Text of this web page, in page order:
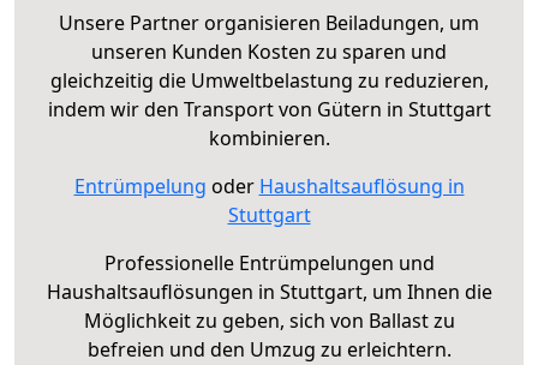
Unsere Partner organisieren Beiladungen, um
unseren Kunden Kosten zu sparen und
gleichzeitig die Umweltbelastung zu reduzieren,
indem wir den Transport von Gütern in Stuttgart
kombinieren.
Entrümpelung oder Haushaltsauflösung in
Stuttgart
Professionelle Entrümpelungen und
Haushaltsauflösungen in Stuttgart, um Ihnen die
Möglichkeit zu geben, sich von Ballast zu
befreien und den Umzug zu erleichtern.